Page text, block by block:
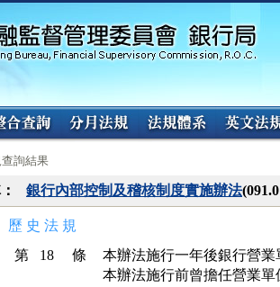
詢結果
銀行內部控制及稽核制度實施辦法
歷 史 法 規
第 18 條
本辦法施行一年後銀行營
本辦法施行前曾擔任營業